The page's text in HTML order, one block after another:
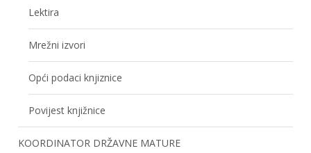
Lektira
Mrežni izvori
Opći podaci knjiznice
Povijest knjižnice
KOORDINATOR DRŽAVNE MATURE